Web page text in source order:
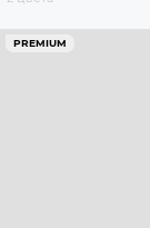
PREMIUM